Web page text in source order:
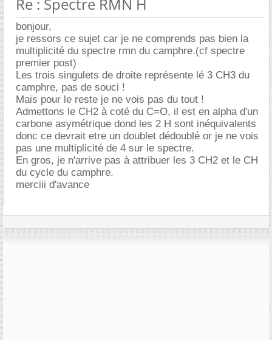
bonjour,
je ressors ce sujet car je ne comprends pas bien la
multiplicité du spectre rmn du camphre.(cf spectre
premier post)
Les trois singulets de droite représente lé 3 CH3 du
camphre, pas de souci !
Mais pour le reste je ne vois pas du tout !
Admettons le CH2 à coté du C=O, il est en alpha d'un
carbone asymétrique dond les 2 H sont inéquivalents
donc ce devrait etre un doublet dédoublé or je ne vois
pas une multiplicité de 4 sur le spectre.
En gros, je n'arrive pas à attribuer les 3 CH2 et le CH
du cycle du camphre.
merciii d'avance